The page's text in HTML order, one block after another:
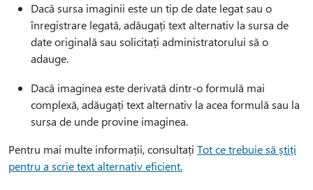
Dacă sursa imaginii este un tip de date legat sau o
înregistrare legată, adăugați text alternativ la sursa de
date originală sau solicitați administratorului să o
adauge.
Dacă imaginea este derivată dintr-o formulă mai
complexă, adăugați text alternativ la acea formulă sau la
sursa de unde provine imaginea.
Pentru mai multe informații, consultați Tot ce trebuie să știți
pentru a scrie text alternativ eficient.